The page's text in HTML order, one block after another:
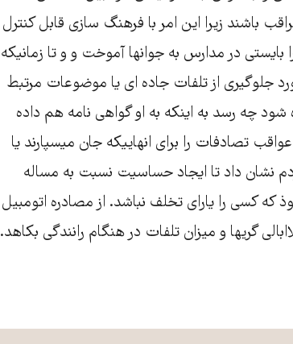
باشند زیرا این امر با فرهنگ سازی قابل کنترل
در مدارس به جوانها آموخت و و تا زمانیکه
هم در مورد جلوگیری از تلفات جاده ای یا موضوعات مرتبط
چه رسد به اینکه به او گواهی نامه هم داده
تصادفات را برای انهاییکه جان میسپارند یا
نشان داد تا ایجاد حساسیت نسبت به مساله
که کسی را یارای تخلف نباشد. از مصادره اتومبیل
گریها و میزان تلفات در هنگام رانندگی بکاهد.